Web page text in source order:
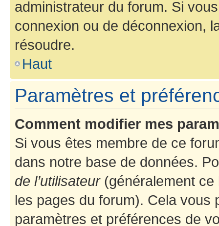
administrateur du forum. Si
connexion ou de déconnexion,
résoudre.
Haut
Paramètres et
Comment modifier mes
Si vous êtes membre de ce
dans notre base de données.
de l’utilisateur(généralement ce
les pages du forum). Cela vous
paramètres et préférences de